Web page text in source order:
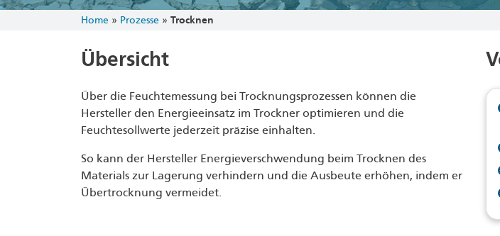
Home » Prozesse » Trocknen
Übersicht
Über die Feuchtemessung bei Trocknungsprozessen können die
Hersteller den Energieeinsatz im Trockner optimieren und die
Feuchtesollwerte jederzeit präzise einhalten.
So kann der Hersteller Energieverschwendung beim Trocknen des
Materials zur Lagerung verhindern und die Ausbeute erhöhen, indem er
Übertrocknung vermeidet.